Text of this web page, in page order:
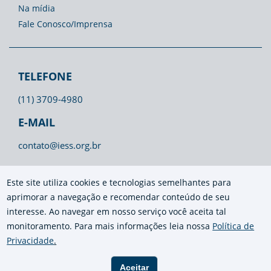
Este site utiliza cookies e tecnologias semelhantes para
aprimorar a navegação e recomendar conteúdo de seu
interesse. Ao navegar em nosso serviço você aceita tal
monitoramento. Para mais informações leia nossa Política de
Privacidade.
Aceitar
Na mídia
Fale Conosco/Imprensa
TELEFONE
(11) 3709-4980
E-MAIL
contato@iess.org.br